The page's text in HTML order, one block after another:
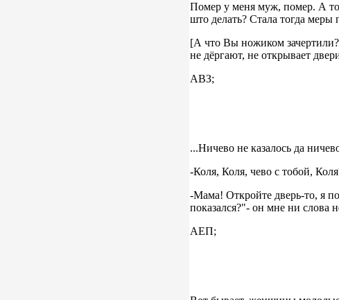
Помер у меня муж, помер. А
што делать? Стала тогда меры
[А что Вы ножиком
не дёргают, не открывает
АВЗ;
...Ничево не казалось да
-Коля, Коля, чево с тобой,
-Мама! Откройте дверь-то, я
показался?"- он мне ни слова
АЕП;